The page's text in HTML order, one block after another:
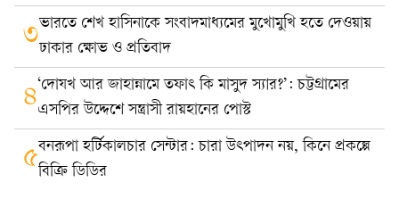
৩ভারতে শেখ হাসিনাকে সংবাদমাধ্যমের মুখোমুখি হতে দেওয়ায়
ঢাকার ক্ষোভ ও প্রতিবাদ
৪‘দোযখ আর জাহান্নামে তফাৎ কি মাসুদ স্যার?’: চট্টগ্রামের
এসপির উদ্দেশে সন্ত্রাসী রায়হানের পোস্ট
৫বনরূপা হর্টিকালচার সেন্টার: চারা উৎপাদন নয়, কিনে প্রকল্পে
বিক্রি ডিডির